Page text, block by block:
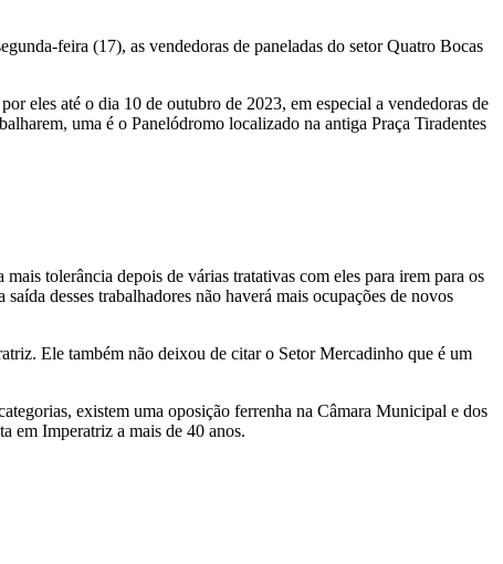
feira (17), as vendedoras de paneladas do setor Quatro Bocas
eles até o dia 10 de outubro de 2023, em especial a vendedoras de
uma é o Panelódromo localizado na antiga Praça Tiradentes
tolerância depois de várias tratativas com eles para irem para os
desses trabalhadores não haverá mais ocupações de novos
Ele também não deixou de citar o Setor Mercadinho que é um
existem uma oposição ferrenha na Câmara Municipal e dos
em Imperatriz a mais de 40 anos.